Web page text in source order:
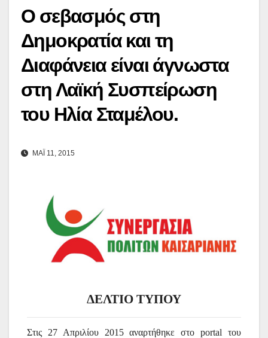
Ο σεβασμός στη
Δημοκρατία και τη
Διαφάνεια είναι άγνωστα
στη Λαϊκή Συσπείρωση
του Ηλία Σταμέλου.
ΜΑΪ 11, 2015
ΔΕΛΤΙΟ ΤΥΠΟΥ
Στις 27 Απριλίου 2015 αναρτήθηκε στο portal του